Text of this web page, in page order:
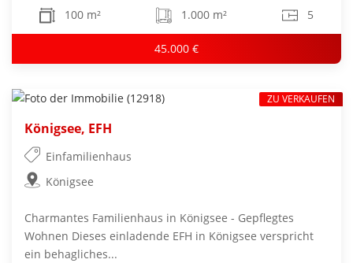
100 m² 1.000 m² 5
45.000 €
Königsee, EFH
Einfamilienhaus
Königsee
Charmantes Familienhaus in Königsee - Gepflegtes
Wohnen Dieses einladende EFH in Königsee verspricht
ein behagliches...
ZU VERKAUFEN